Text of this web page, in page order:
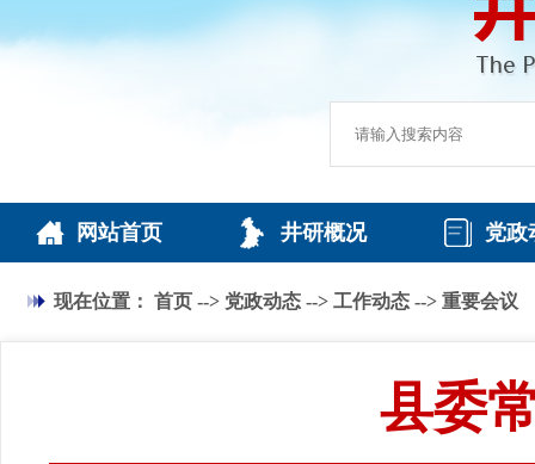
网站首页 井研概况 党政
现在位置： 首页 --> 党政动态 --> 工作动态 --> 重要会议
县委